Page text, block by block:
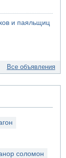
и паяльщиц
Все объявления
соломон